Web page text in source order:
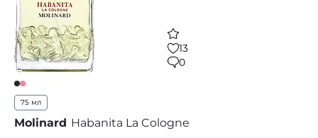
13
0
75 мл
Molinard Habanita La Cologne